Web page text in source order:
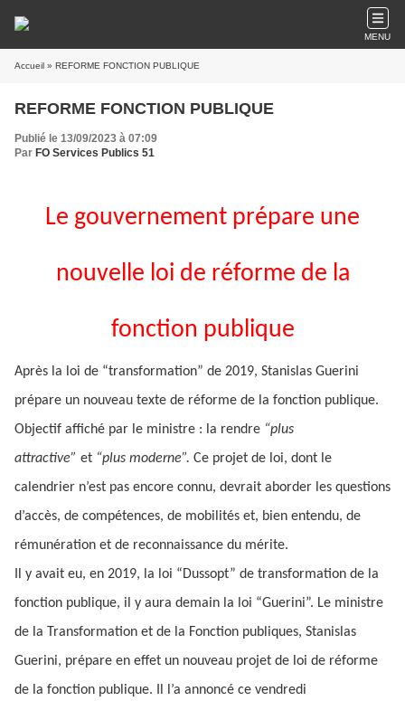
MENU
Accueil » REFORME FONCTION PUBLIQUE
REFORME FONCTION PUBLIQUE
Publié le 13/09/2023 à 07:09
Par FO Services Publics 51
Le gouvernement prépare une
nouvelle loi de réforme de la
fonction publique
Après la loi de “transformation” de 2019, Stanislas Guerini
prépare un nouveau texte de réforme de la fonction publique.
Objectif affiché par le ministre : la rendre “plus
attractive” et “plus moderne”. Ce projet de loi, dont le
calendrier n’est pas encore connu, devrait aborder les questions
d’accès, de compétences, de mobilités et, bien entendu, de
rémunération et de reconnaissance du mérite.
Il y avait eu, en 2019, la loi “Dussopt” de transformation de la
fonction publique, il y aura demain la loi “Guerini”. Le ministre
de la Transformation et de la Fonction publiques, Stanislas
Guerini, prépare en effet un nouveau projet de loi de réforme
de la fonction publique. Il l’a annoncé ce vendredi